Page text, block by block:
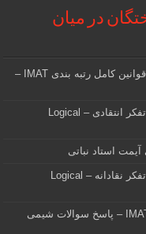
در میان
نحوه رتبه بندی داوطلبان در آزمون آیمت ایتالیا؛ قوانین کامل رتبه بندی IMAT –
نمونه سوالات آیمت ایتالیا – استدلال و منطق – تفکر انتقادی – Logical
آیمت استاد نباتی
نمونه سوالات آیمت ایتالیا – استدلال و منطق – تفکر نقادانه – Logical
پاسخ سوالات آیمت ۲۰۲۵ ایتالیا – آزمون IMAT 2025 – پاسخ سوالات شیمی